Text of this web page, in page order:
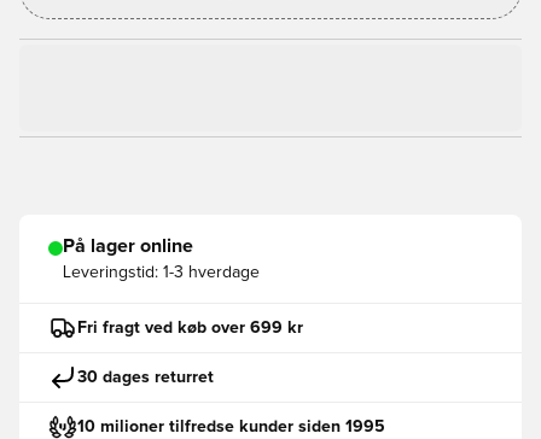
På lager online
Leveringstid: 1-3 hverdage
Fri fragt ved køb over 699 kr
30 dages returret
10 milioner tilfredse kunder siden 1995